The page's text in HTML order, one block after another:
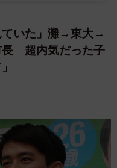
ていた」灘→東大→
長 超内気だった子